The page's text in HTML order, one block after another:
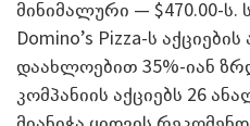
მინიმალური — $470.00-ს.
Domino’s Pizza-ს
დაახლოებით 35%-იან
კომპანიის აქციებს 26